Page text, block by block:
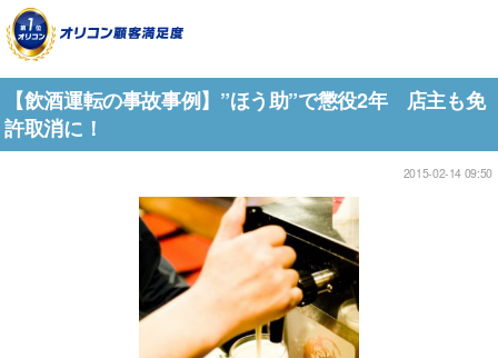
【飲酒運転の事故事例】”ほう助”で懲役2年 店主も免
許取消に！
2015-02-14 09:50